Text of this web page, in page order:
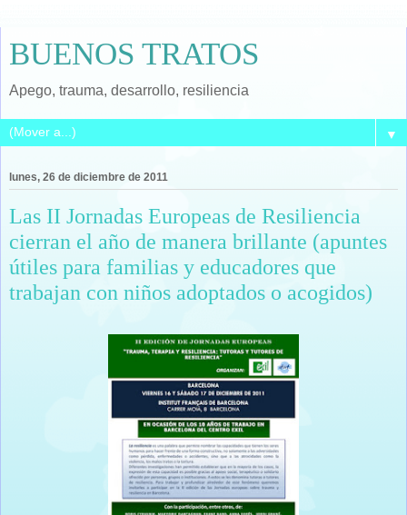
BUENOS TRATOS
Apego, trauma, desarrollo, resiliencia
▼
lunes, 26 de diciembre de 2011
Las II Jornadas Europeas de Resiliencia
cierran el año de manera brillante (apuntes
útiles para familias y educadores que
trabajan con niños adoptados o acogidos)